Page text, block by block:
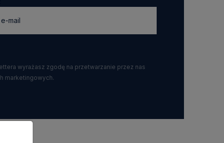
wyrażasz zgodę na przetwarzanie przez nas
marketingowych.